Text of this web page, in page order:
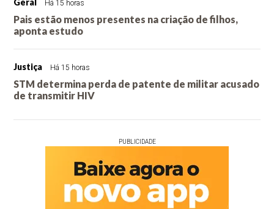
Geral Há 15 horas
Pais estão menos presentes na criação de filhos,
aponta estudo
Justiça Há 15 horas
STM determina perda de patente de militar acusado
de transmitir HIV
PUBLICIDADE